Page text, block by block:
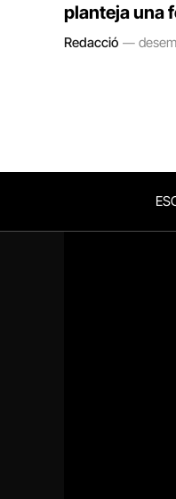
planteja una
Redacció